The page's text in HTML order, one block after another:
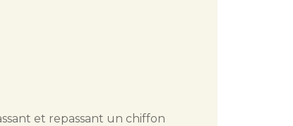
et repassant un chiffon